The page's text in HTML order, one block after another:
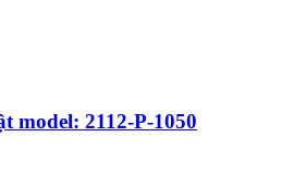
model: 2112-P-1050